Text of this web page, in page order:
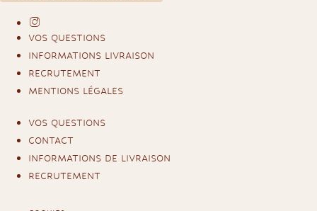
VOS QUESTIONS
INFORMATIONS LIVRAISON
RECRUTEMENT
MENTIONS LÉGALES
VOS QUESTIONS
CONTACT
INFORMATIONS DE LIVRAISON
RECRUTEMENT